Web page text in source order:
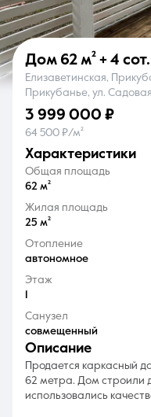
О компании
8
Дом 62 м² + 4 сот.
Елизаветинская,
Прикубанье, ул.
3 999 000 ₽
64 500 ₽/м²
характеристики
Общая площадь
62 м²
Жилая площадь
25 м²
Отопление
автономное
Этаж
Санузел
совмещенный
описание
Продается каркасный
62 метра. Дом строили
использовались